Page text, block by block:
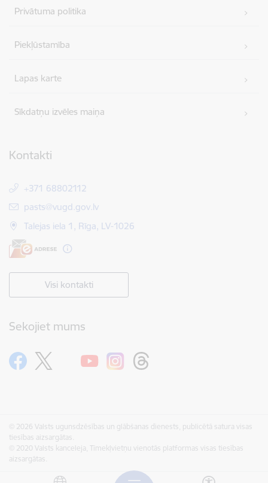
Privātuma politika
Piekļūstamība
Lapas karte
Sīkdatņu izvēles maiņa
Kontakti
+371 68802112
E-pasts:
pasts@vugd.gov.lv
Talejas iela 1, Rīga, LV-1026
Visi kontakti
Sekojiet mums
© 2026 Valsts ugunsdzēsības un glābšanas dienests, publicētā satura visas
tiesības aizsargātas.
© 2020 Valsts kanceleja, Tīmekļvietņu vienotās platformas visas tiesības
aizsargātas.